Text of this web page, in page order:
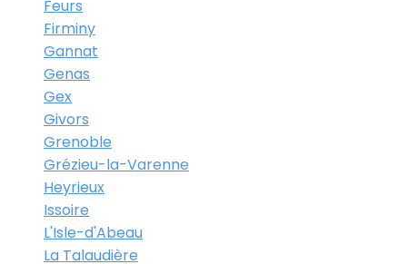
Feurs
Firminy
Gannat
Genas
Gex
Givors
Grenoble
Grézieu-la-Varenne
Heyrieux
Issoire
L'Isle-d'Abeau
La Talaudière